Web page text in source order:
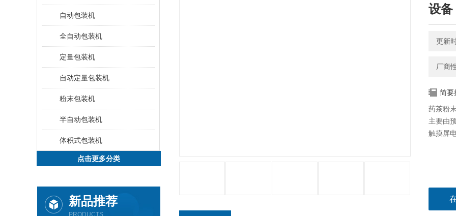
自动包装机
全自动包装机
定量包装机
自动定量包装机
粉末包装机
半自动包装机
体积式包装机
点击更多分类
新品推荐
PRODUCTS
设备
更新
厂商
简要
药茶粉
主要由
触摸屏